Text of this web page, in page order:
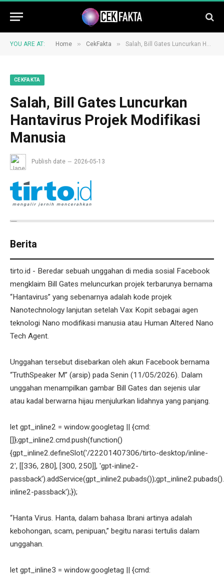
YOU ARE AT: Home » CekFakta » Salah, Bill Gates Luncurkan Hantavirus Projek Modifikasi Manusia
CEKFAKTA
Salah, Bill Gates Luncurkan
Hantavirus Projek Modifikasi
Manusia
Publish date 2026-05-13
Berita
tirto.id - Beredar sebuah unggahan di media sosial Facebook
mengklaim Bill Gates meluncurkan projek terbarunya bernama
“Hantavirus” yang sebenarnya adalah kode projek
Nanotechnology lanjutan setelah Vax Kopit sebagai agen
teknologi Nano modifikasi manusia atau Human Altered Nano
Tech Agent.
Unggahan tersebut disebarkan oleh akun Facebook bernama
“TruthSpeaker M” (arsip) pada Senin (11/05/2026). Dalam
unggahan menampilkan gambar Bill Gates dan sejenis ular
atau kadal berwarna hijau menjulurkan lidahnya yang panjang.
let gpt_inline2 = window.googletag || {cmd:
[]};gpt_inline2.cmd.push(function()
{gpt_inline2.defineSlot('/22201407306/tirto-desktop/inline-
2', [[336, 280], [300, 250]], 'gpt-inline2-
inline2-passback');});
“Hanta Virus. Hanta, dalam bahasa Ibrani artinya adalah
kebohongan, scam, penipuan,” begitu narasi tertulis dalam
unggahan.
let gpt_inline3 = window.googletag || {cmd: